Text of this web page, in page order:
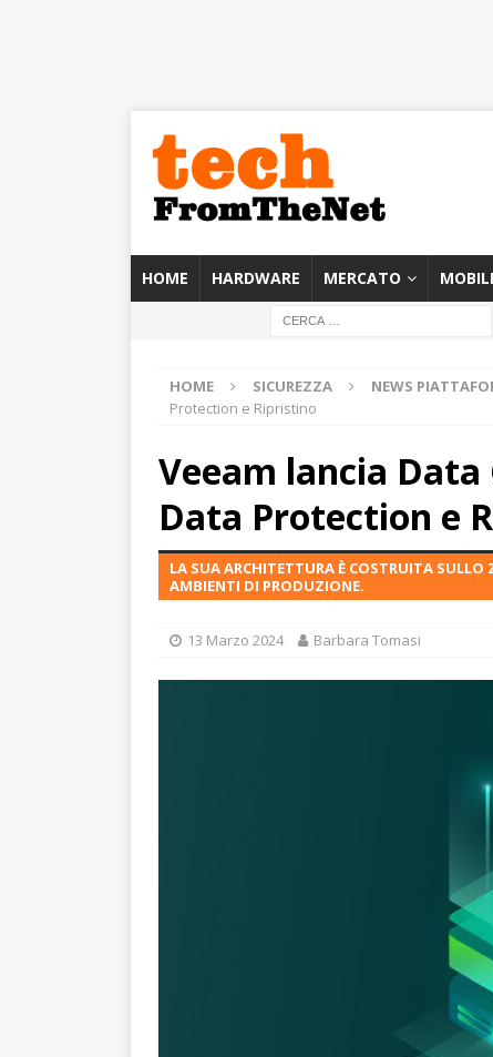
HOME HARDWARE MERCATO
HOME SICUREZZA NEWS
Protection e Ripristino
Veeam lancia
Data Protection e
LA SUA ARCHITETTURA È COSTRUITA
AMBIENTI DI PRODUZIONE.
13 Marzo 2024 Barbara Tomasi